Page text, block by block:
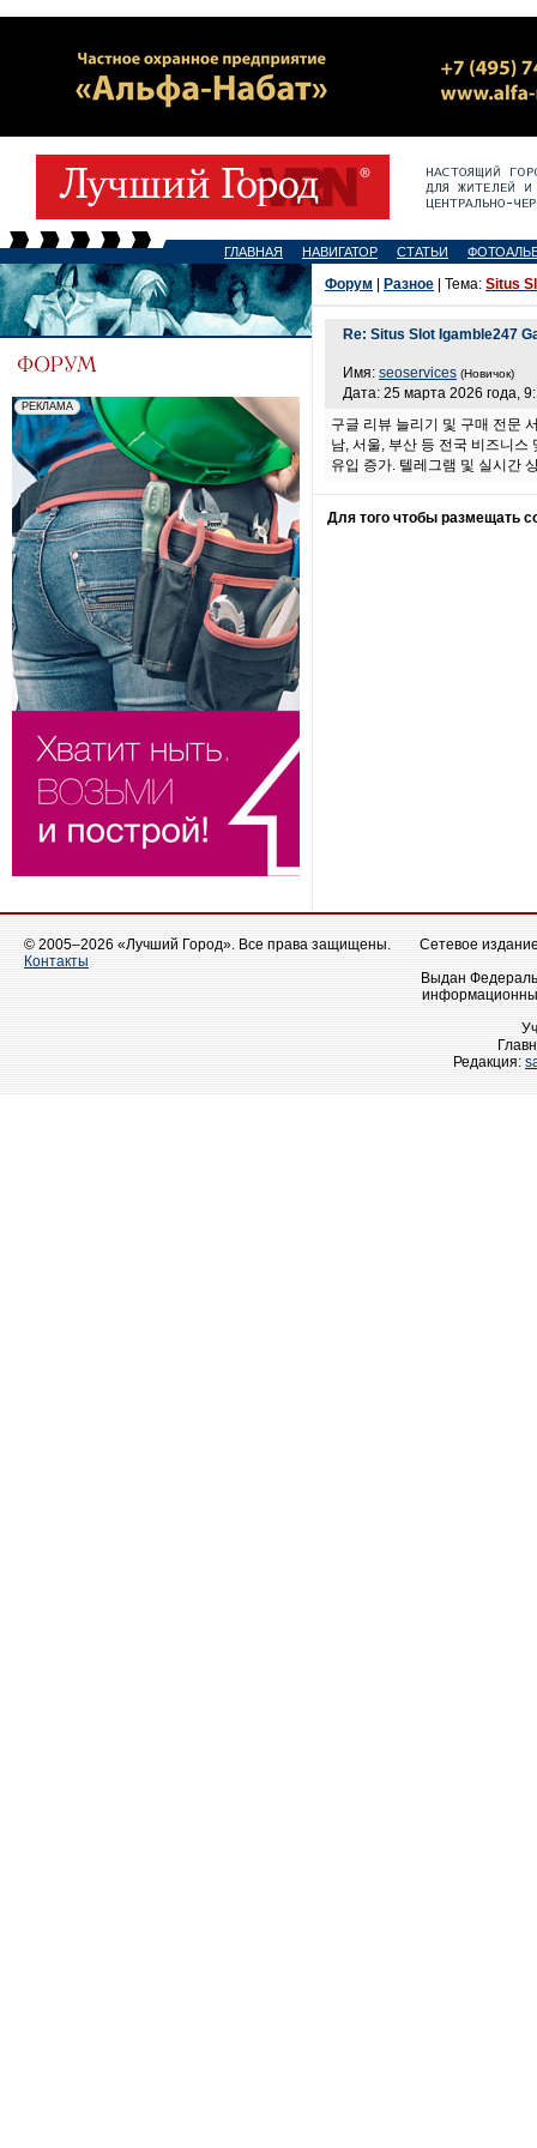
ГЛАВНАЯ НАВИГАТОР СТАТЬИ
Форум Разное | Тема: Situs
Re: Situs Slot Igamble247
Имя: seoservices (Новичок)
Дата: 25 марта 2026 года,
구글 리뷰 늘리기 및 구매 전문
남, 서울, 부산 등 전국 비즈니스
유입 증가. 텔레그램 및 실시간
Для того чтобы размещать
© 2005–2026 «Лучший Город». Все права защищены.
Контакты
Сетевое
Выдан
Редакция: